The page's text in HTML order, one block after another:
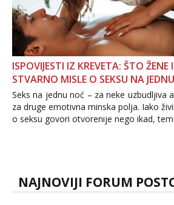
ISPOVIJESTI IZ KREVETA: ŠTO ŽENE
STVARNO MISLE O SEKSU NA
Seks na jednu noć – za neke uzbudljiva
za druge emotivna minska polja. Iako
o seksu govori otvorenije nego ikad,
dalje izaziva burne rasprave. Što
NAJNOVIJI FORUM